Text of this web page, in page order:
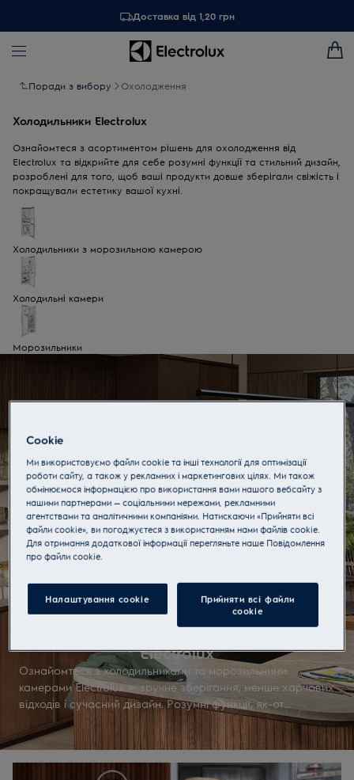
Доставка від 1,20 грн
Поради з вибору Охолодження
Холодильники Electrolux
Ознайомтеся з асортиментом рішень для охолодження від
Electrolux та відкрийте для себе розумні функції та стильний дизайн,
розроблені для того, щоб ваші продукти довше зберігали свіжість і
покращували естетику вашої кухні.
Холодильники з морозильною камерою
Холодильні камери
Морозильники
Холодильники та морозильні камери
Electrolux
Ознайомтеся з холодильниками та морозильними
камерами Electrolux — зручне зберігання, менше харчових
відходів і сучасний дизайн. Розумні функції, як-от
багатофункціональні шухляди, допомагають ефективно
використовувати простір.
Cookie
Ми використовуємо файли cookie та інші технології для оптимізації
роботи сайту, а також у рекламних і маркетингових цілях. Ми також
обмінюємося інформацією про використання вами нашого вебсайту з
нашими партнерами — соціальними мережами, рекламними
агентствами та аналітичними компаніями. Натискаючи «Прийняти всі
файли cookie», ви погоджуєтеся з використанням нами файлів cookie.
Для отримання додаткової інформації перегляньте наше Пoвідомлення
прo файли cookie.
Налаштування cookie
Прийняти всі файли
сookie